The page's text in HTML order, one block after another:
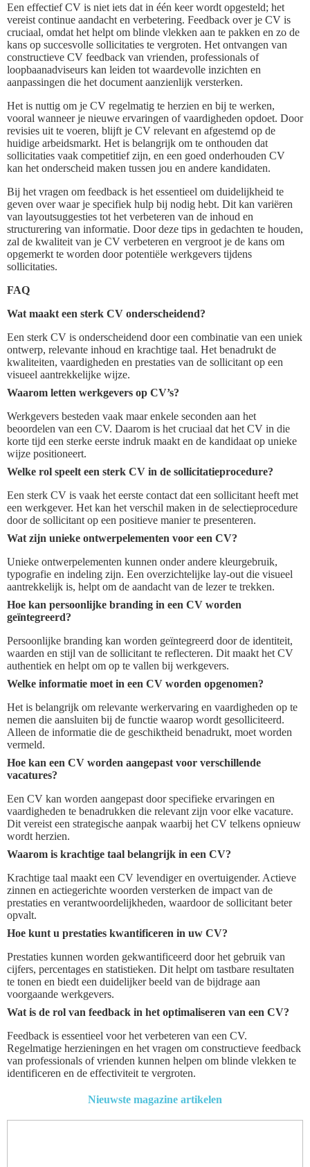
Een effectief CV is niet iets dat in één keer wordt opgesteld; het
vereist continue aandacht en verbetering. Feedback over je CV is
cruciaal, omdat het helpt om blinde vlekken aan te pakken en zo de
kans op succesvolle sollicitaties te vergroten. Het ontvangen van
constructieve CV feedback van vrienden, professionals of
loopbaanadviseurs kan leiden tot waardevolle inzichten en
aanpassingen die het document aanzienlijk versterken.
Het is nuttig om je CV regelmatig te herzien en bij te werken,
vooral wanneer je nieuwe ervaringen of vaardigheden opdoet. Door
revisies uit te voeren, blijft je CV relevant en afgestemd op de
huidige arbeidsmarkt. Het is belangrijk om te onthouden dat
sollicitaties vaak competitief zijn, en een goed onderhouden CV
kan het onderscheid maken tussen jou en andere kandidaten.
Bij het vragen om feedback is het essentieel om duidelijkheid te
geven over waar je specifiek hulp bij nodig hebt. Dit kan variëren
van layoutsuggesties tot het verbeteren van de inhoud en
structurering van informatie. Door deze tips in gedachten te houden,
zal de kwaliteit van je CV verbeteren en vergroot je de kans om
opgemerkt te worden door potentiële werkgevers tijdens
sollicitaties.
FAQ
Wat maakt een sterk CV onderscheidend?
Een sterk CV is onderscheidend door een combinatie van een uniek
ontwerp, relevante inhoud en krachtige taal. Het benadrukt de
kwaliteiten, vaardigheden en prestaties van de sollicitant op een
visueel aantrekkelijke wijze.
Waarom letten werkgevers op CV’s?
Werkgevers besteden vaak maar enkele seconden aan het
beoordelen van een CV. Daarom is het cruciaal dat het CV in die
korte tijd een sterke eerste indruk maakt en de kandidaat op unieke
wijze positioneert.
Welke rol speelt een sterk CV in de sollicitatieprocedure?
Een sterk CV is vaak het eerste contact dat een sollicitant heeft met
een werkgever. Het kan het verschil maken in de selectieprocedure
door de sollicitant op een positieve manier te presenteren.
Wat zijn unieke ontwerpelementen voor een CV?
Unieke ontwerpelementen kunnen onder andere kleurgebruik,
typografie en indeling zijn. Een overzichtelijke lay-out die visueel
aantrekkelijk is, helpt om de aandacht van de lezer te trekken.
Hoe kan persoonlijke branding in een CV worden
geïntegreerd?
Persoonlijke branding kan worden geïntegreerd door de identiteit,
waarden en stijl van de sollicitant te reflecteren. Dit maakt het CV
authentiek en helpt om op te vallen bij werkgevers.
Welke informatie moet in een CV worden opgenomen?
Het is belangrijk om relevante werkervaring en vaardigheden op te
nemen die aansluiten bij de functie waarop wordt gesolliciteerd.
Alleen de informatie die de geschiktheid benadrukt, moet worden
vermeld.
Hoe kan een CV worden aangepast voor verschillende
vacatures?
Een CV kan worden aangepast door specifieke ervaringen en
vaardigheden te benadrukken die relevant zijn voor elke vacature.
Dit vereist een strategische aanpak waarbij het CV telkens opnieuw
wordt herzien.
Waarom is krachtige taal belangrijk in een CV?
Krachtige taal maakt een CV levendiger en overtuigender. Actieve
zinnen en actiegerichte woorden versterken de impact van de
prestaties en verantwoordelijkheden, waardoor de sollicitant beter
opvalt.
Hoe kunt u prestaties kwantificeren in uw CV?
Prestaties kunnen worden gekwantificeerd door het gebruik van
cijfers, percentages en statistieken. Dit helpt om tastbare resultaten
te tonen en biedt een duidelijker beeld van de bijdrage aan
voorgaande werkgevers.
Wat is de rol van feedback in het optimaliseren van een CV?
Feedback is essentieel voor het verbeteren van een CV.
Regelmatige herzieningen en het vragen om constructieve feedback
van professionals of vrienden kunnen helpen om blinde vlekken te
identificeren en de effectiviteit te vergroten.
Nieuwste magazine artikelen